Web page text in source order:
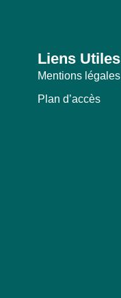
Liens Utiles
Mentions légales
Plan d’accès